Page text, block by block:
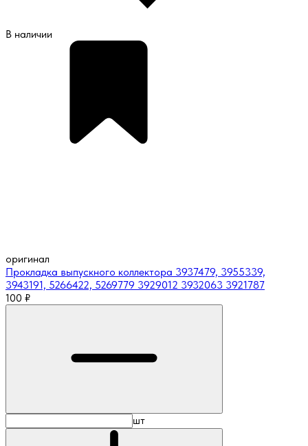
В наличии
оригинал
Прокладка выпускного коллектора 3937479, 3955339,
3943191, 5266422, 5269779 3929012 3932063 3921787
100 ₽
шт